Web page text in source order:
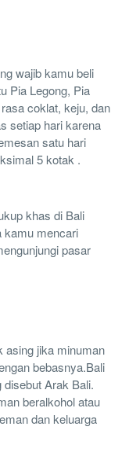
wajib kamu beli
Pia Legong, Pia
coklat, keju, dan
setiap hari karena
satu hari
5 kotak .
khas di Bali
kamu mencari
pasar
asing jika minuman
bebasnya.Bali
Arak Bali.
beralkohol atau
dan keluarga